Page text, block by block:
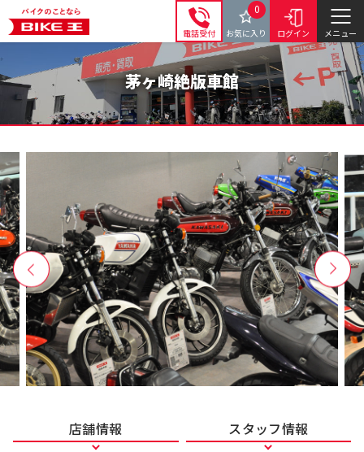
電話受付
0
お気に入り ログイン メニュー
茅ヶ崎絶版車館
店舗情報 スタッフ情報